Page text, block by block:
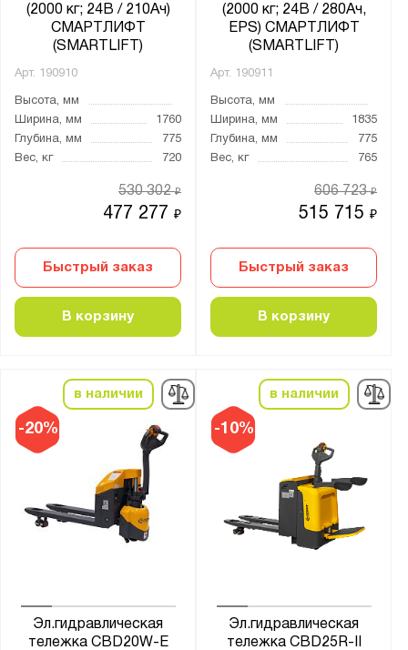
(2000 кг; 24В / 210Ач)
СМАРТЛИФТ
(SMARTLIFT)
Арт. 190910
Высота, мм
Ширина, мм
1760
Глубина, мм
775
Вес, кг
720
477 277₽
530 302₽
Быстрый заказ
В корзину
(2000 кг; 24В / 280Ач,
EPS) СМАРТЛИФТ
(SMARTLIFT)
Арт. 190911
Высота, мм
Ширина, мм
1835
Глубина, мм
775
Вес, кг
765
515 715₽
606 723₽
Быстрый заказ
В корзину
-20%
в наличии
Эл.гидравлическая
тележка CBD20W-E
-10%
в наличии
Эл.гидравлическая
тележка CBD25R-II
Минимальный радиус разворота, мм:
от
Емкость аккумулятора:
24V/20Ah
24V/65Ah
24V/210Ah
24V/240Ah
24V/280Ah
25.6V/30Ah
25.6V/50Ah
25.6V/150Ah
25.6V/225Ah
48V/20Ah
Гелевый
Кислотный